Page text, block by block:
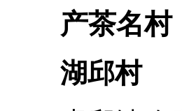
产茶名村
湖邱村